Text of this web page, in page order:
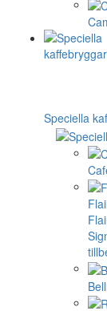
Speciella